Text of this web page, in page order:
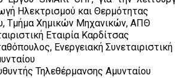
Ηλεκτρισμού και Θερμότητας
Τμήμα Χημικών Μηχανικών, ΑΠΘ
Εταιρία Καρδίτσας
Ενεργειακή
Τηλεθέρμανσης Αμυνταίου